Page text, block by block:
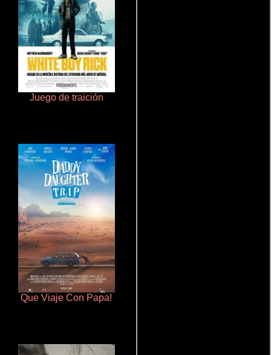
Juego de traición
Que Viaje Con Papa!